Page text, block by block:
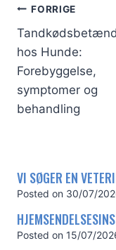
FORRIGE
hos Hunde:
Forebyggelse,
symptomer og
behandling
VI SØGER EN
Posted on 30/07/
Posted on 15/07/